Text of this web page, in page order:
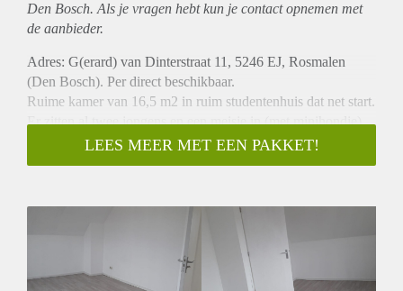
Den Bosch. Als je vragen hebt kun je contact opnemen met
de aanbieder.
Adres: G(erard) van Dinterstraat 11, 5246 EJ, Rosmalen
(Den Bosch). Per direct beschikbaar.
Ruime kamer van 16,5 m2 in ruim studentenhuis dat net start.
Er zitten al twee jongens en een meisje in (met minihondje)
die van plan zijn gezellig met elkaar te eten waar in de
enorme woonkamer met open keuken (meer dan 50 m2) en
badkamer, toilet, schuur voor de fietsen en wasruimte. Het
huis is gelegen dicht bij OV en 2 minuten lopen van winkels,
10 minuten fietsen van het centrum van Den Bosch.
Oppervlakte is 16,5 m2; prijs is € 470,- incl. g/w/e (en is
LEES MEER MET EEN PAKKET!